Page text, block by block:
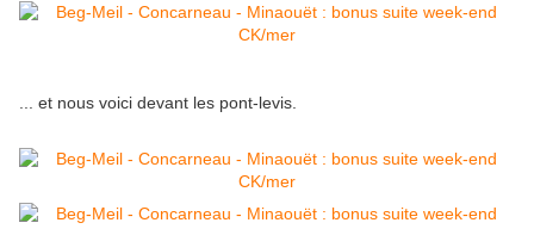
... et nous voici devant les pont-levis.